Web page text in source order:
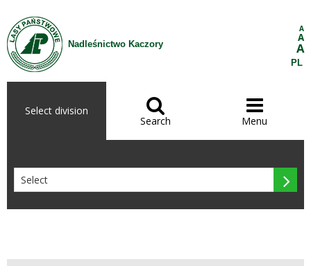
Skip to Content
Nadleśnictwo Kaczory
A
A
A
PL
Select division 
Search

Menu
